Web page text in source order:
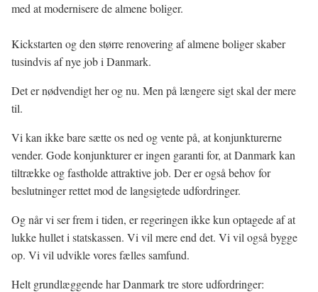
med at modernisere de almene boliger.
Kickstarten og den større renovering af almene boliger skaber
tusindvis af nye job i Danmark.
Det er nødvendigt her og nu. Men på længere sigt skal der mere
til.
Vi kan ikke bare sætte os ned og vente på, at konjunkturerne
vender. Gode konjunkturer er ingen garanti for, at Danmark kan
tiltrække og fastholde attraktive job. Der er også behov for
beslutninger rettet mod de langsigtede udfordringer.
Og når vi ser frem i tiden, er regeringen ikke kun optagede af at
lukke hullet i statskassen. Vi vil mere end det. Vi vil også bygge
op. Vi vil udvikle vores fælles samfund.
Helt grundlæggende har Danmark tre store udfordringer: